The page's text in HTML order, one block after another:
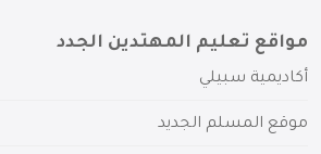
مواقع تعليم المهتدين الجدد
أكاديمية سبيلي
موقع المسلم الجديد